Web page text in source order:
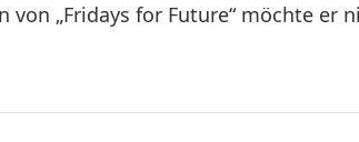
„Fridays for Future“ möchte er